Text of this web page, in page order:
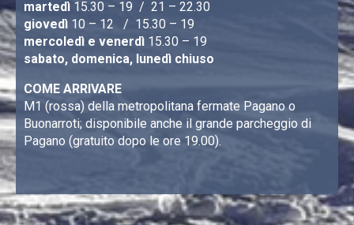
martedì 15.30 – 19 / 21 – 22.30
giovedì 10 – 12 / 15.30 – 19
mercoledì e venerdì 15.30 – 19
sabato, domenica, lunedì chiuso
COME ARRIVARE
M1 (rossa) della metropolitana fermate Pagano o
Buonarroti; disponibile anche il grande parcheggio di
Pagano (gratuito dopo le ore 19.00).